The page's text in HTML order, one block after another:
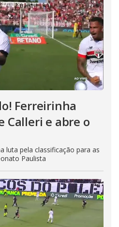
Ferreirinha
Calleri e abre o
luta pela classificação para as
Paulista